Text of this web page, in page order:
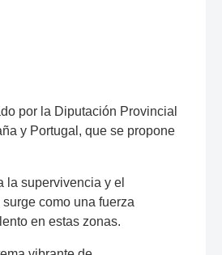
por la Diputación Provincial
y Portugal, que se propone
la supervivencia y el
como una fuerza
en estas zonas.